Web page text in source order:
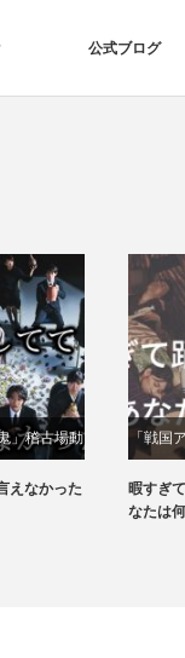
公式ブログ
」稽古場動
えなかった
「戦国
暇すぎ
なたは